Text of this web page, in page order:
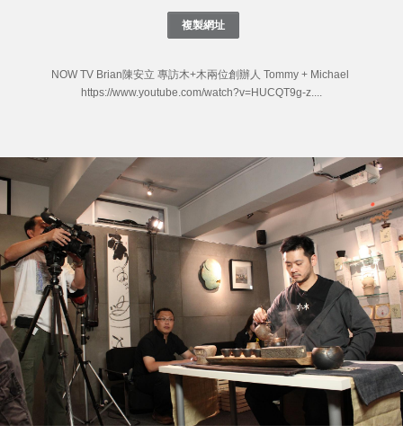
NOW TV Brian陳安立 專訪木+木兩位創辦人 Tommy + Michael
https://www.youtube.com/watch?v=HUCQT9g-z....